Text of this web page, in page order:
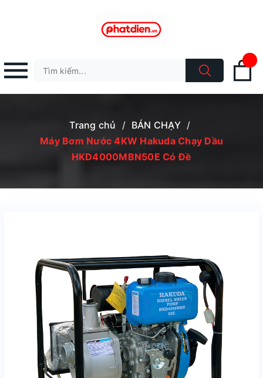
Trang chủ / BÁN CHẠY /
Máy Bơm Nước 4KW Hakuda Chạy Dầu
HKD4000MBN50E Có Đề